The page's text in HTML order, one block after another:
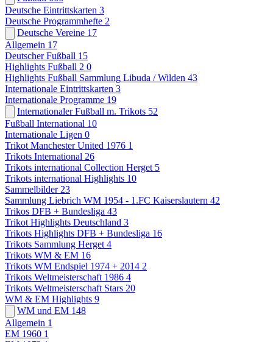
Deutsche Eintrittskarten 3
Deutsche Programmhefte 2
Deutsche Vereine 17
Allgemein 17
Deutscher Fußball 15
Highlights Fußball 2 0
Highlights Fußball Sammlung Libuda / Wilden 43
Internationale Eintrittskarten 3
Internationale Programme 19
Internationaler Fußball m. Trikots 52
Fußball International 10
Internationale Ligen 0
Trikot Manchester United 1976 1
Trikots International 26
Trikots international Collection Herget 5
Trikots international Highlights 10
Sammelbilder 23
Sammlung Liebrich WM 1954 - 1.FC Kaiserslautern 42
Trikos DFB + Bundesliga 43
Trikot Highlights Deutschland 3
Trikots Highlights DFB + Bundesliga 16
Trikots Sammlung Herget 4
Trikots WM & EM 16
Trikots WM Endspiel 1974 + 2014 2
Trikots Weltmeisterschaft 1986 4
Trikots Weltmeisterschaft Stars 20
WM & EM Highlights 9
WM und EM 148
Allgemein 1
EM 1960 1